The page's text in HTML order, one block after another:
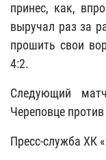
принес, как,
выручал раз за
прошить свои
4:2.
Следующий
Череповце
Пресс-служба ХК